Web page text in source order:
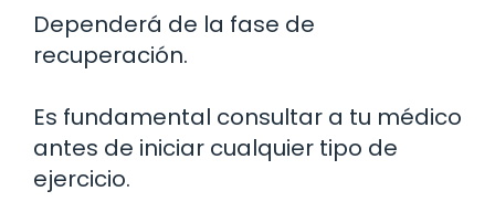
Dependerá de la fase de
recuperación.
Es fundamental consultar a tu médico
antes de iniciar cualquier tipo de
ejercicio.